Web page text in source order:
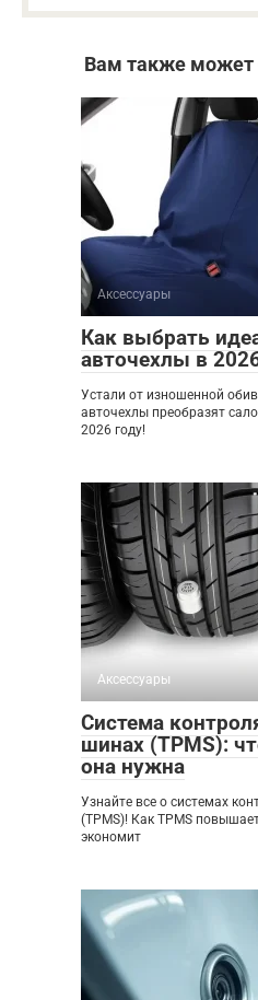
Вам также может
Аксессуары
Как выбрать
авточехлы в
Устали от изношенной
авточехлы преобразят
2026 году!
Аксессуары
Система
шинах (TPMS):
она нужна
Узнайте все о системах
(TPMS)! Как TPMS
экономит